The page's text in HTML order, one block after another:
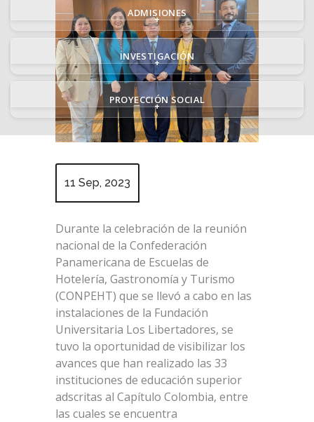
ADMISIONES
+
INVESTIGACIÓN
+
PROYECCIÓN SOCIAL
+
11 Sep, 2023
Durante la celebración de la reunión
nacional de la Confederación
Panamericana de Escuelas de
Hotelería, Gastronomía y Turismo
(CONPEHT) que se llevó a cabo en las
instalaciones de la Fundación
Universitaria Los Libertadores, se
tuvo la oportunidad de visibilizar los
avances que han realizado las 33
instituciones de educación superior
adscritas al Capítulo Colombia, entre
las cuales se encuentra